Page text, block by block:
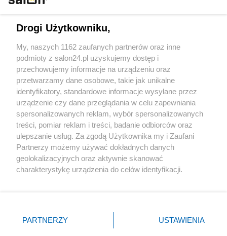
Sport
Społeczeństwo
Kultura
X Facebook Instagram Youtube
Drogi Użytkowniku,
My, naszych 1162 zaufanych partnerów oraz inne
podmioty z salon24.pl uzyskujemy dostęp i
przechowujemy informacje na urządzeniu oraz
przetwarzamy dane osobowe, takie jak unikalne
identyfikatory, standardowe informacje wysyłane przez
urządzenie czy dane przeglądania w celu zapewniania
spersonalizowanych reklam, wybór spersonalizowanych
treści, pomiar reklam i treści, badanie odbiorców oraz
ulepszanie usług. Za zgodą Użytkownika my i Zaufani
Partnerzy możemy używać dokładnych danych
geolokalizacyjnych oraz aktywnie skanować
charakterystykę urządzenia do celów identyfikacji.
zmienić/wycofać klikając przycisk ustawień prywatności
znajdujący się w lewym dolnym rogu strony
PARTNERZY USTAWIENIA